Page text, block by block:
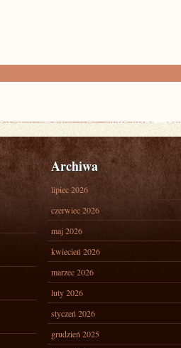
Archiwa
lipiec 2026
czerwiec 2026
maj 2026
kwiecień 2026
marzec 2026
luty 2026
styczeń 2026
grudzień 2025